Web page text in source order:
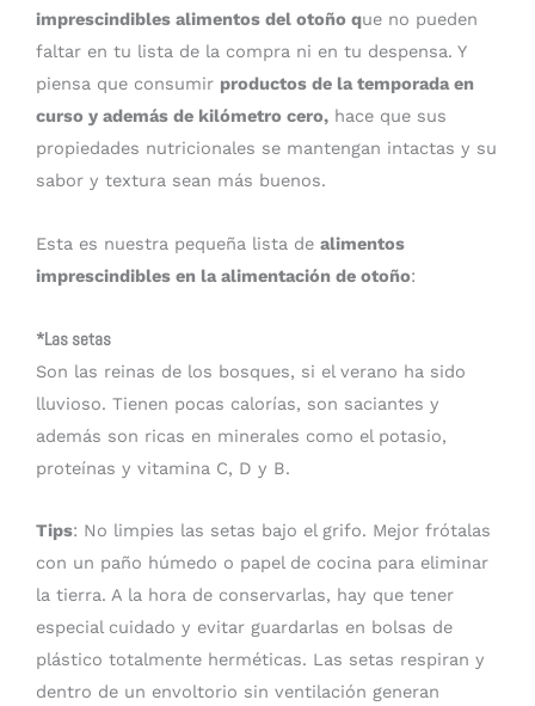
imprescindibles alimentos del otoño que no pueden
faltar en tu lista de la compra ni en tu despensa. Y
piensa que consumir productos de la temporada en
curso y además de kilómetro cero, hace que sus
propiedades nutricionales se mantengan intactas y su
sabor y textura sean más buenos.
Esta es nuestra pequeña lista de alimentos
imprescindibles en la alimentación de otoño:
*Las setas
Son las reinas de los bosques, si el verano ha sido
lluvioso. Tienen pocas calorías, son saciantes y
además son ricas en minerales como el potasio,
proteínas y vitamina C, D y B.
Tips: No limpies las setas bajo el grifo. Mejor frótalas
con un paño húmedo o papel de cocina para eliminar
la tierra. A la hora de conservarlas, hay que tener
especial cuidado y evitar guardarlas en bolsas de
plástico totalmente herméticas. Las setas respiran y
dentro de un envoltorio sin ventilación generan